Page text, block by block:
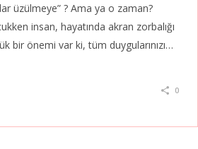
üzülmeye” ? Ama ya o zaman?
insan, hayatında akran zorbalığı
bir önemi var ki, tüm duygularınızı…
0